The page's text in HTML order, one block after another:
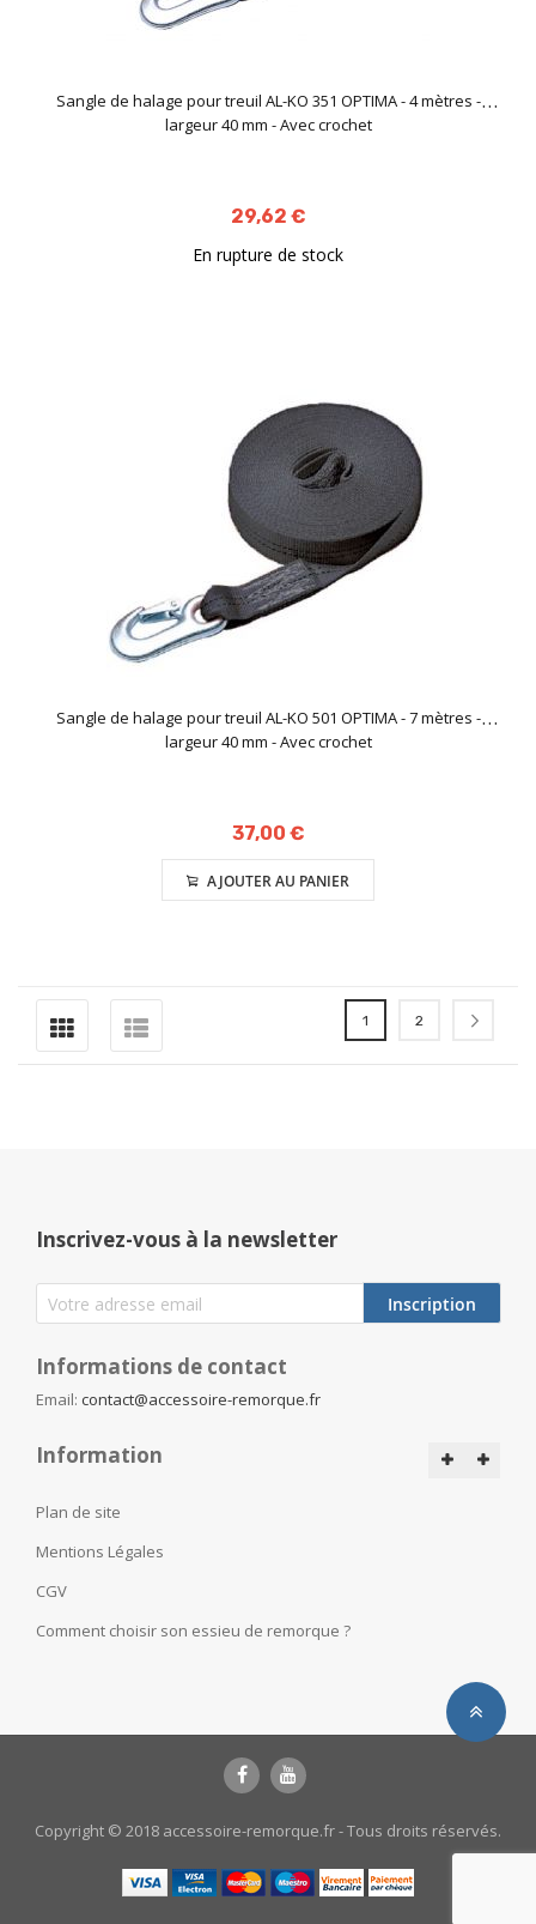
Sangle de halage pour treuil AL-KO 351 OPTIMA - 4 mètres -
largeur 40 mm - Avec crochet
29,62 €
En rupture de stock
Sangle de halage pour treuil AL-KO 501 OPTIMA - 7 mètres -
largeur 40 mm - Avec crochet
37,00 €
AJOUTER AU PANIER
Page
1 2
Inscrivez-vous à la newsletter
Inscription
Informations de contact
Email: contact@accessoire-remorque.fr
Information
Plan de site
Mentions Légales
CGV
Comment choisir son essieu de remorque ?
Copyright © 2018 accessoire-remorque.fr - Tous droits réservés.